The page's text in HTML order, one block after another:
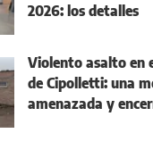
2026: los detalles
Violento asalto en
de Cipolletti: una
amenazada y